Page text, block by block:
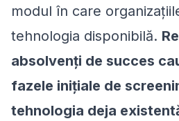
modul în care
tehnologia disponibilă.
absolvenți de succes
fazele inițiale de
tehnologia deja